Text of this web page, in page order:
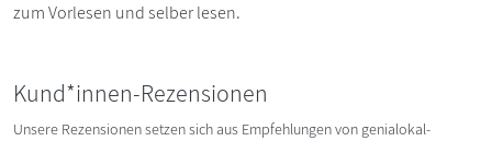
zum Vorlesen und selber lesen.
Kund*innen-Rezensionen
Unsere Rezensionen setzen sich aus Empfehlungen von genialokal-